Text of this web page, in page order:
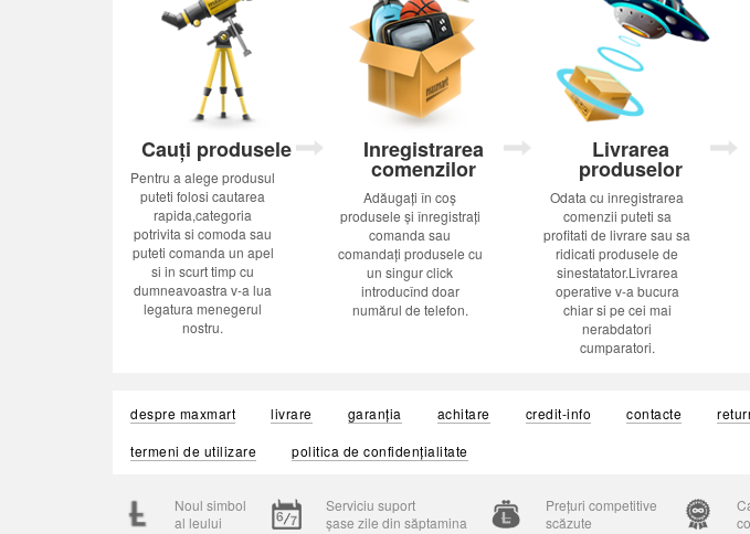
Cauți produsele
Pentru a alege produsul
puteti folosi cautarea
rapida,categoria
potrivita si comoda sau
puteti comanda un apel
si in scurt timp cu
dumneavoastra v-a lua
legatura menegerul
nostru.
Inregistrarea
comenzilor
Adăugați în coș
produsele și înregistrați
comanda sau
comandați produsele cu
un singur click
introducînd doar
numărul de telefon.
Livrarea
produselor
Odata cu inregistrarea
comenzii puteti sa
profitati de livrare sau sa
ridicati produsele de
sinestatator.Livrarea
operative v-a bucura
chiar si pe cei mai
nerabdatori
cumparatori.
despre maxmart livrare garanția achitare credit-info contacte
termeni de utilizare
politica de confidențialitate
Noul simbol
al leului
Serviciu suport
șase zile din săptamina
Prețuri competitive
scăzute